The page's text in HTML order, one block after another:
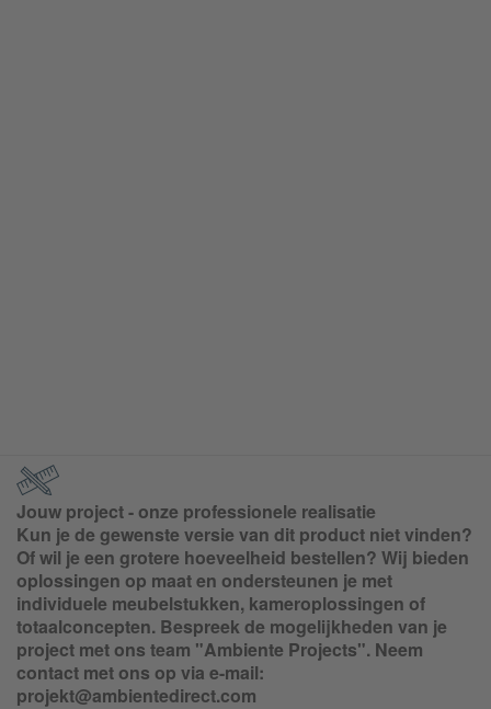
Jouw project - onze professionele realisatie
Kun je de gewenste versie van dit product niet vinden?
Of wil je een grotere hoeveelheid bestellen? Wij bieden
oplossingen op maat en ondersteunen je met
individuele meubelstukken, kameroplossingen of
totaalconcepten. Bespreek de mogelijkheden van je
project met ons team "Ambiente Projects". Neem
contact met ons op via e-mail:
projekt@ambientedirect.com